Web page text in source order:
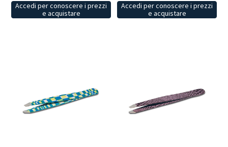
Accedi per conoscere i prezzi
e acquistare
Accedi per conoscere i prezzi
e acquistare